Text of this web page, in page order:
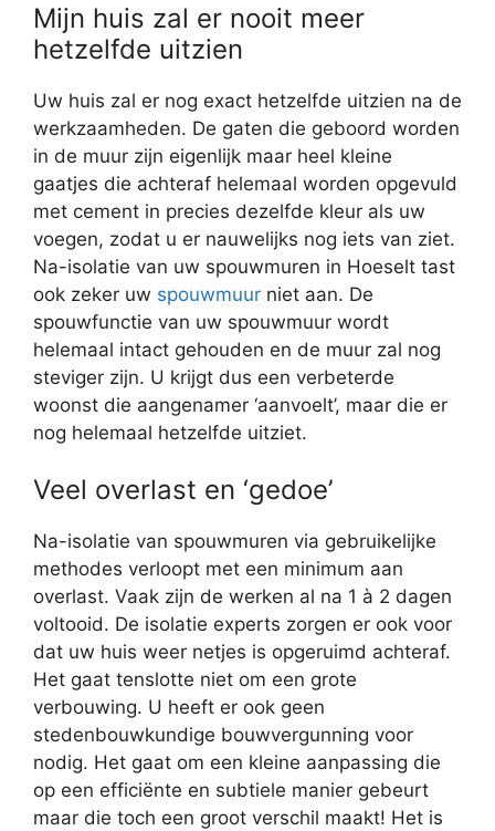
Mijn huis zal er nooit meer
hetzelfde uitzien
Uw huis zal er nog exact hetzelfde uitzien na de
werkzaamheden. De gaten die geboord worden
in de muur zijn eigenlijk maar heel kleine
gaatjes die achteraf helemaal worden opgevuld
met cement in precies dezelfde kleur als uw
voegen, zodat u er nauwelijks nog iets van ziet.
Na-isolatie van uw spouwmuren in Hoeselt tast
ook zeker uw spouwmuur niet aan. De
spouwfunctie van uw spouwmuur wordt
helemaal intact gehouden en de muur zal nog
steviger zijn. U krijgt dus een verbeterde
woonst die aangenamer ‘aanvoelt’, maar die er
nog helemaal hetzelfde uitziet.
Veel overlast en ‘gedoe’
Na-isolatie van spouwmuren via gebruikelijke
methodes verloopt met een minimum aan
overlast. Vaak zijn de werken al na 1 à 2 dagen
voltooid. De isolatie experts zorgen er ook voor
dat uw huis weer netjes is opgeruimd achteraf.
Het gaat tenslotte niet om een grote
verbouwing. U heeft er ook geen
stedenbouwkundige bouwvergunning voor
nodig. Het gaat om een kleine aanpassing die
op een efficiënte en subtiele manier gebeurt
maar die toch een groot verschil maakt! Het is